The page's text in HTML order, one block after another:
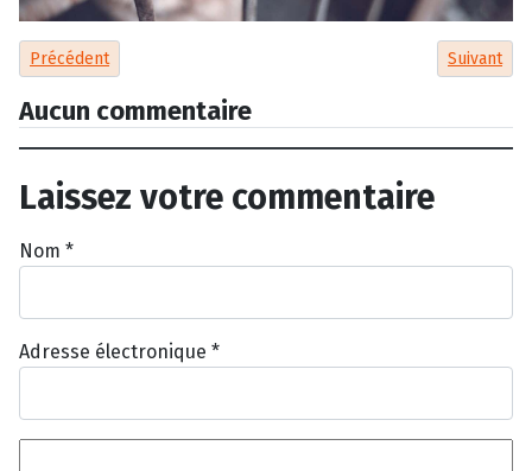
Article précédent : Spandau : l’histoire méconnue d’un chien du
Précédent Article
Suivant
Aucun commentaire
Laissez votre commentaire
Nom *
Adresse électronique *